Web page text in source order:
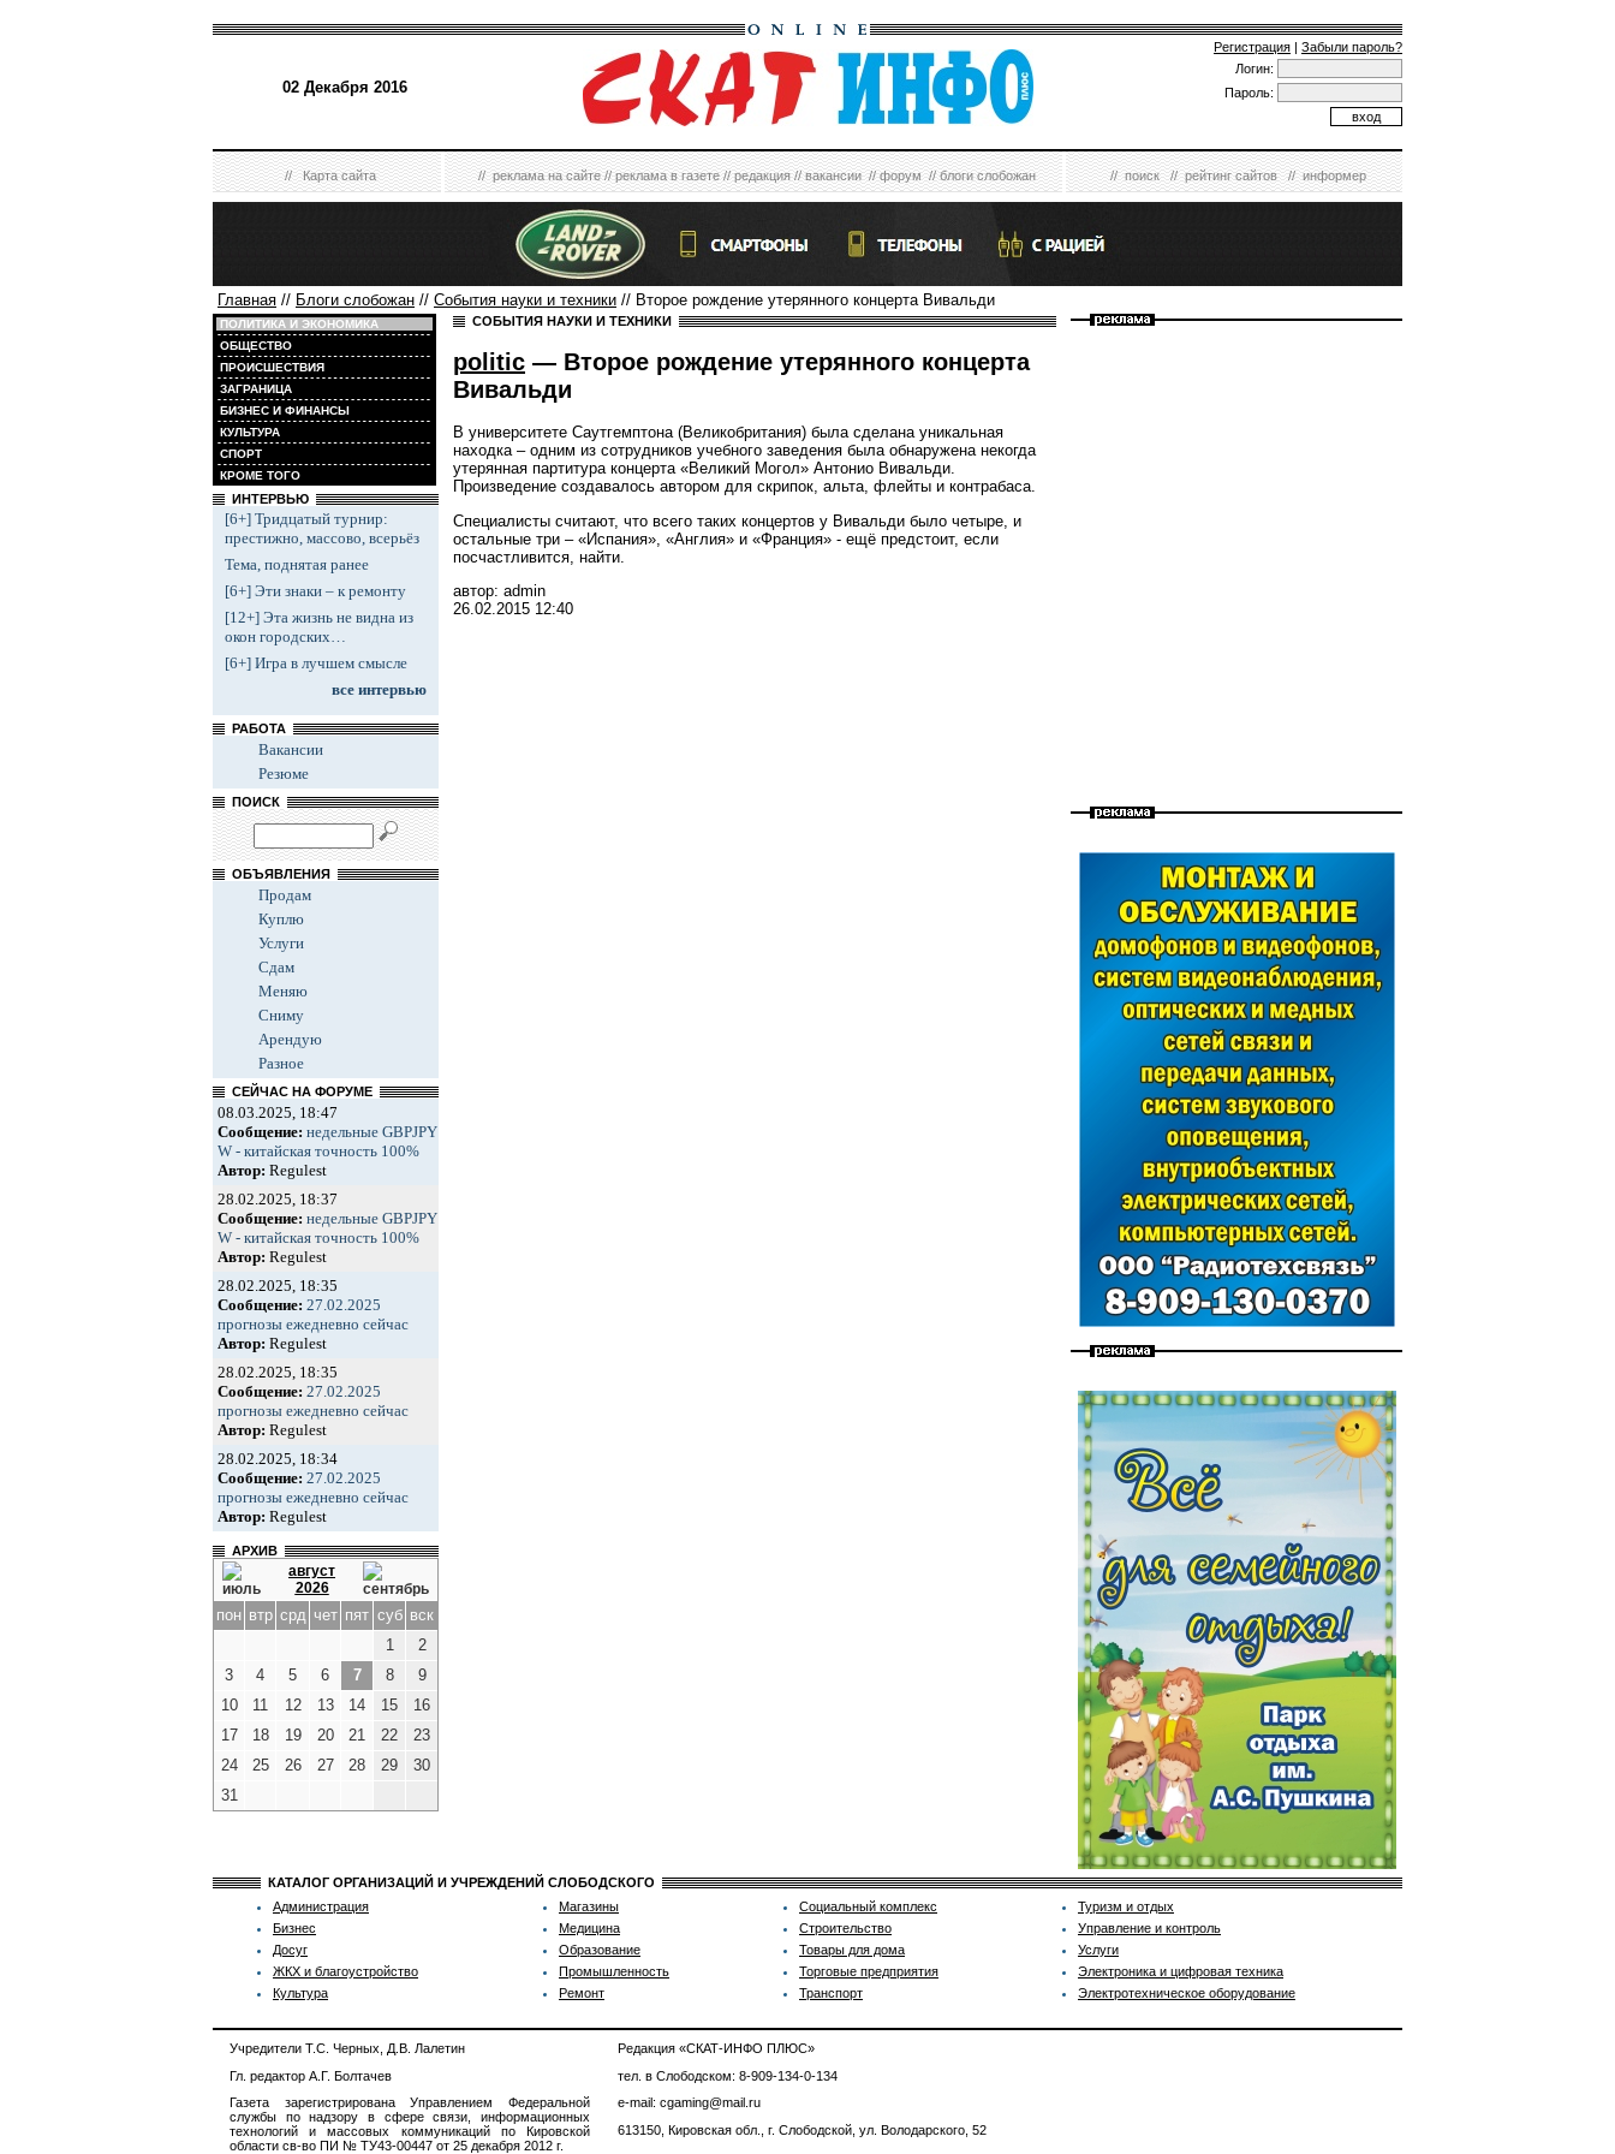
02 Декабря 2016
Регистрация | Забыли пароль?
Логин:
Пароль:
//Карта сайта //реклама на сайте//реклама в газете//редакция//вакансии//форум//блоги слобожан //поиск//рейтинг сайтов//информер
Главная // Блоги слобожан // События науки и техники // Второе рождение утерянного концерта Вивальди
ПОЛИТИКА И ЭКОНОМИКА
ОБЩЕСТВО
ПРОИСШЕСТВИЯ
ЗАГРАНИЦА
БИЗНЕС И ФИНАНСЫ
КУЛЬТУРА
СПОРТ
КРОМЕ ТОГО
ИНТЕРВЬЮ
[6+] Тридцатый турнир:
престижно, массово, всерьёз
Тема, поднятая ранее
[6+] Эти знаки – к ремонту
[12+] Эта жизнь не видна из
окон городских…
[6+] Игра в лучшем смысле
все интервью
РАБОТА
Вакансии
Резюме
ПОИСК
ОБЪЯВЛЕНИЯ
Продам
Куплю
Услуги
Сдам
Меняю
Сниму
Арендую
Разное
СЕЙЧАС НА ФОРУМЕ
08.03.2025, 18:47
Сообщение: недельные GBPJPY
W - китайская точность 100%
Автор: Regulest
28.02.2025, 18:37
Сообщение: недельные GBPJPY
W - китайская точность 100%
Автор: Regulest
28.02.2025, 18:35
Сообщение: 27.02.2025
прогнозы ежедневно сейчас
Автор: Regulest
28.02.2025, 18:35
Сообщение: 27.02.2025
прогнозы ежедневно сейчас
Автор: Regulest
28.02.2025, 18:34
Сообщение: 27.02.2025
прогнозы ежедневно сейчас
Автор: Regulest
АРХИВ
август
2026
пон втр срд чет пят суб вск
1
2
3
4 5 6 7 8
9
10
11 12 13 14 15
16
17
18 19 20 21 22
23
24
25 26 27 28 29
30
31
СОБЫТИЯ НАУКИ И ТЕХНИКИ
politic — Второе рождение утерянного концерта
Вивальди
В университете Саутгемптона (Великобритания) была сделана уникальная
находка – одним из сотрудников учебного заведения была обнаружена некогда
утерянная партитура концерта «Великий Могол» Антонио Вивальди.
Произведение создавалось автором для скрипок, альта, флейты и контрабаса.
Специалисты считают, что всего таких концертов у Вивальди было четыре, и
остальные три – «Испания», «Англия» и «Франция» - ещё предстоит, если
посчастливится, найти.
автор: admin
26.02.2015 12:40
КАТАЛОГ ОРГАНИЗАЦИЙ И УЧРЕЖДЕНИЙ СЛОБОДСКОГО
Администрация
Бизнес
Досуг
ЖКХ и благоустройство
Культура
Магазины
Медицина
Образование
Промышленность
Ремонт
Социальный комплекс
Строительство
Товары для дома
Торговые предприятия
Транспорт
Туризм и отдых
Управление и контроль
Услуги
Электроника и цифровая техника
Электротехническое оборудование
Учредители Т.С. Черных, Д.В. Лалетин
Гл. редактор А.Г. Болтачев
Газета зарегистрирована Управлением Федеральной
службы по надзору в сфере связи, информационных
технологий и массовых коммуникаций по Кировской
области св-во ПИ № ТУ43-00447 от 25 декабря 2012 г.
Редакция «СКАТ-ИНФО ПЛЮС»
тел. в Слободском: 8-909-134-0-134
e-mail: cgaming@mail.ru
613150, Кировская обл., г. Слободской, ул. Володарского, 52